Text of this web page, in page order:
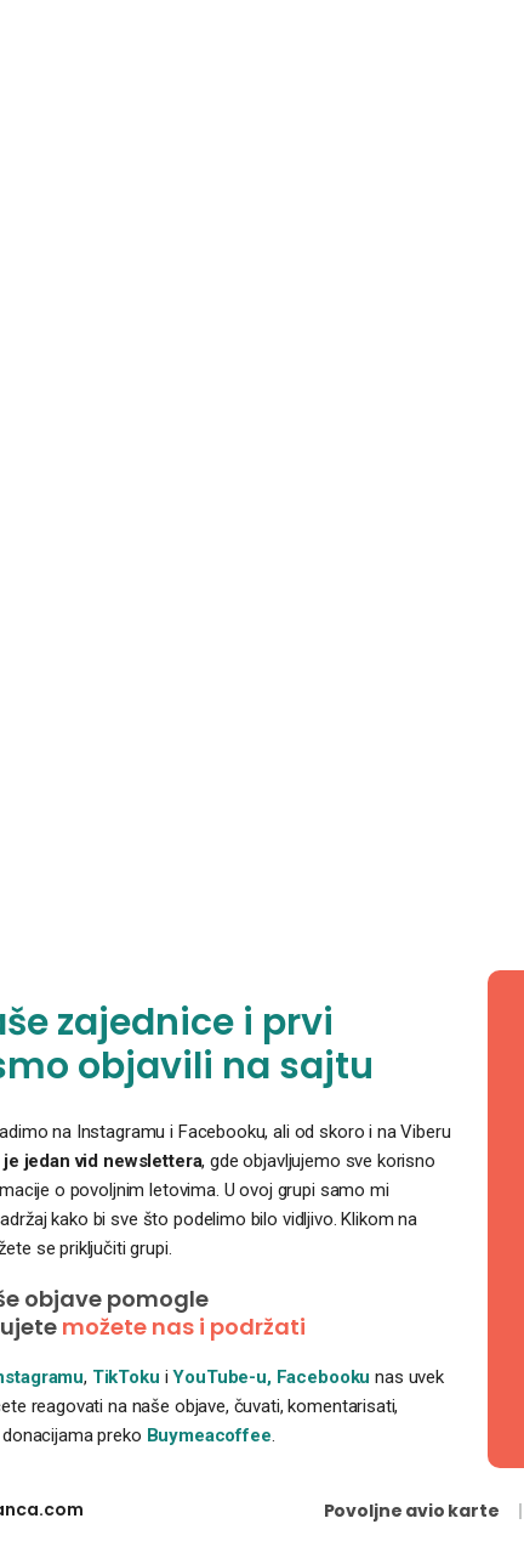
zajednice i prvi
objavili na sajtu
na Instagramu i Facebooku, ali od skoro i na Viberu
jedan vid newslettera, gde objavljujemo sve korisno
o povoljnim letovima. U ovoj grupi samo mi
kako bi sve što podelimo bilo vidljivo. Klikom na
se priključiti grupi.
objave pomogle
možete nas i podržati
, TikToku iYouTube-u, Facebookunas uvek
reagovati na naše objave, čuvati, komentarisati,
preko Buymeacoffee.
Povoljne avio karte